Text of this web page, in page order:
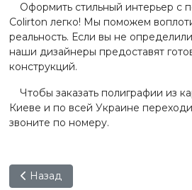
Оформить стильный интерьер с
Colirton легко! Мы поможем
реальность. Если вы не
наши дизайнеры предоставят
конструкций.
Чтобы заказать полиграфии из
Киеве и по всей Украине
звоните по номеру.
Предыдущий: Полки для
Назад